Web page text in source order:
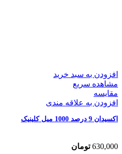
افزودن به سبد خرید
مشاهده سریع
مقایسه
افزودن به علاقه مندی
اکسیدان 9 درصد 1000 میل کلینیک
630,000 تومان